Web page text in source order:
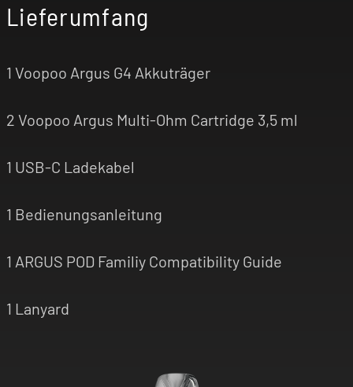
Lieferumfang
1 Voopoo Argus G4 Akkuträger
2 Voopoo Argus Multi-Ohm Cartridge 3,5 ml
1 USB-C Ladekabel
1 Bedienungsanleitung
1 ARGUS POD Familiy Compatibility Guide
1 Lanyard